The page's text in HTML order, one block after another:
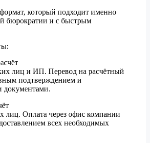
который подходит именно
бюрократии и с быстрым
лиц и ИП. Перевод на расчётный
подтверждением и
лиц. Оплата через офис компании
всех необходимых